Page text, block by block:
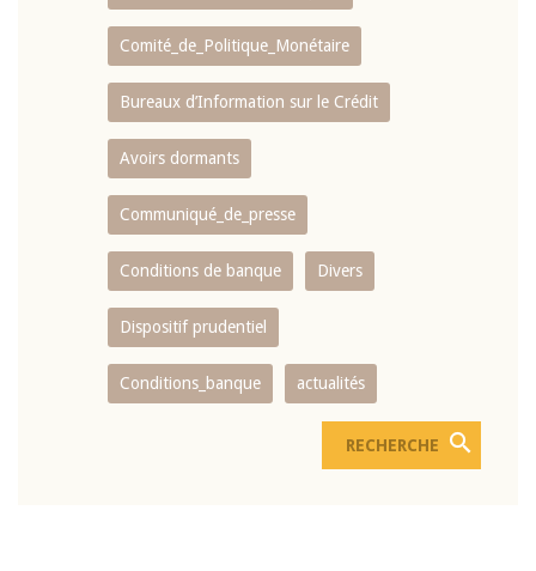
Comité_de_Politique_Monétaire
Bureaux d’Information sur le Crédit
Avoirs dormants
Communiqué_de_presse
Conditions de banque Divers
Dispositif prudentiel
Conditions_banque actualités